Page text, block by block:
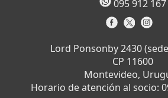
095 912 167
Lord Ponsonby 2430
CP 11600
Montevideo,
Horario de atención al socio: